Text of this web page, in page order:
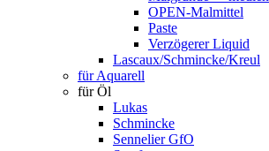
OPEN-Malmittel
Paste
Verzögerer Liquid
Lascaux/Schmincke/Kreul
für Aquarell
für Öl
Lukas
Schmincke
Sennelier GfO